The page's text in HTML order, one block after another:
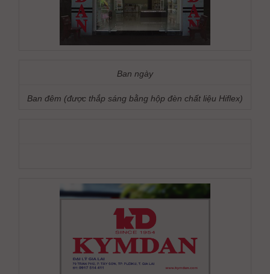
Ban ngày
Ban đêm (được thắp sáng bằng hộp đèn chất liệu Hiflex)